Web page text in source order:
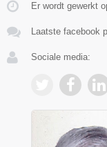
Er wordt gewerkt
Laatste facebook
Sociale media: